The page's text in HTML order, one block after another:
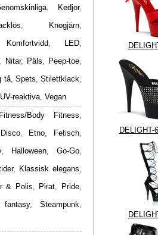
DELIGHT-
, Kedjor,
, Knogjärn,
Komfortvidd, LED,
, Nitar, Päls, Peep-toe,
tå, Spets, Stilettklack,
UV-reaktiva, Vegan
Body Fitness,
Disco, Etno, Fetisch,
, Halloween, Go-Go,
, Klassisk elegans,
& Polis, Pirat, Pride,
, Steampunk,